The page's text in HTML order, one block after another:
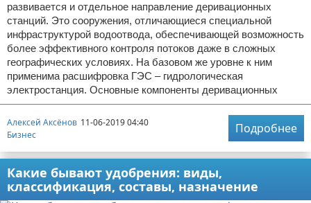
развивается и отдельное направление деривационных
станций. Это сооружения, отличающиеся специальной
инфраструктурой водоотвода, обеспечивающей возможность
более эффективного контроля потоков даже в сложных
географических условиях. На базовом же уровне к ним
применима расшифровка ГЭС – гидрологическая
электростанция. Основные компоненты деривационных
Алексей Аксёнов 11-06-2019 04:40
Бизнес
Подробнее
Какие бывают удобрения: виды,
классификация, составы, назначение